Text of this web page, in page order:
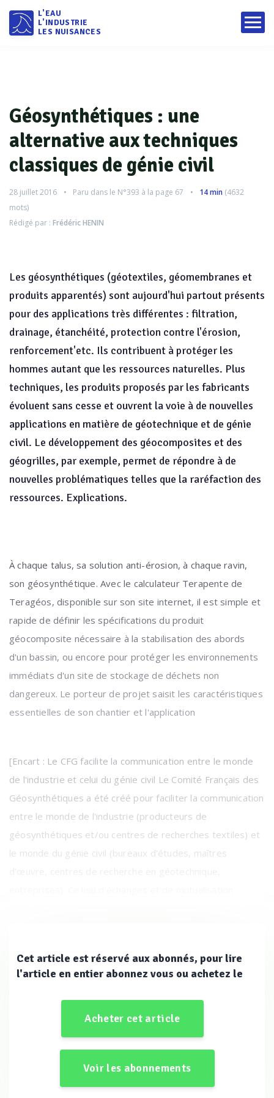
L'EAU
L'INDUSTRIE
LES NUISANCES
Géosynthétiques : une
alternative aux techniques
classiques de génie civil
28 juillet 2016 Paru dans le N°393 à la page 67 14 min (4632
mots)
Rédigé par : Frédéric HENIN
Les géosynthétiques (géotextiles, géomembranes et
produits apparentés) sont aujourd'hui partout présents
pour des applications très différentes : filtration,
drainage, étanchéité, protection contre l'érosion,
renforcement'etc. Ils contribuent à protéger les
hommes autant que les ressources naturelles. Plus
techniques, les produits proposés par les fabricants
évoluent sans cesse et ouvrent la voie à de nouvelles
applications en matière de géotechnique et de génie
civil. Le développement des géocomposites et des
géogrilles, par exemple, permet de répondre à de
nouvelles problématiques telles que la raréfaction des
ressources. Explications.
À chaque talus, sa solution anti-érosion, à chaque ravin,
son géosynthétique. Avec le calculateur Terapente de
Teragéos, disponible sur son site internet, il est simple et
rapide de définir les spécifications du produit
géocomposite nécessaire à la stabilisation des abords
d'un bassin, ou encore pour protéger les environnements
immédiats d'un site de stockage de déchets non
dangereux. Le porteur de projet saisit les caractéristiques
essentielles de son chantier et l'application
[Encart : Le CFG facilite la communication entre le monde
de l'industrie et celui du génie civil Le Comité Français des
Géosynthétiques a été créé pour faciliter la communication
entre le monde de l'industrie (producteurs de
géosynthétiques et/ou centres de recherches textiles) et
le monde du génie civil (bureaux d'études, maîtres
domaines, notamment leur production et leur diffusion, la
promouvoir ces matériaux et leurs applications au service
de la communauté des producteurs et utilisateurs français
et francophones. Le CFG travaille en étroite collaboration
avec ses associations partenaires : AFAG (Association
Française des Applicateurs de Géomembranes), AFPGA
(Association Française des Producteurs de Géotextiles et
Cet article est réservé aux abonnés, pour lire
l'article en entier abonnez vous ou achetez le
Acheter cet article
Voir les abonnements